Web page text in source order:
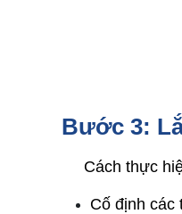
Bước 3:
Cách thực
Cố định các